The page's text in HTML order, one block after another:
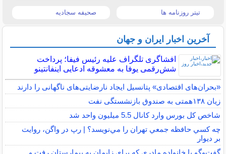
تیتر روزنامه ها صحیفه سجادیه
آخرین اخبار ایران و جهان
افشاگری تلگراف علیه رئیس فیفا؛ پرداخت
شش‌رقمی یوفا به معشوقه ادعایی اینفانتینو
«بحران‌های اقتصادی» پتانسیل ایجاد نارضایتی‌های ناگهانی را دارند
زیان ۱۳۸همتی به صندوق بازنشستگی نفت
شاخص کل بورس وارد کانال 5.5 میلیون واحد شد
چه كسي حافظه جمعي تهران را مي‌نويسد؟ | رپ در واگن، روايت
بر ديوار
گفت‌وگو با خانواده مادری که برای زایمان به بیمارستان رفت و